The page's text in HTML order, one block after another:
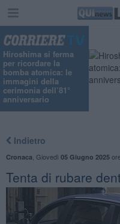
Hiroshima si ferma
per ricordare la
bomba atomica: le
immagini della
cerimonia dell’81°
anniversario
Indietro
Cronaca Giovedì 05 Giugno 2025
Tenta di rubare